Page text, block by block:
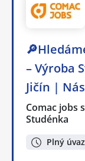
– Výroba
Jičín |
Comac jobs
Studénka
Plný